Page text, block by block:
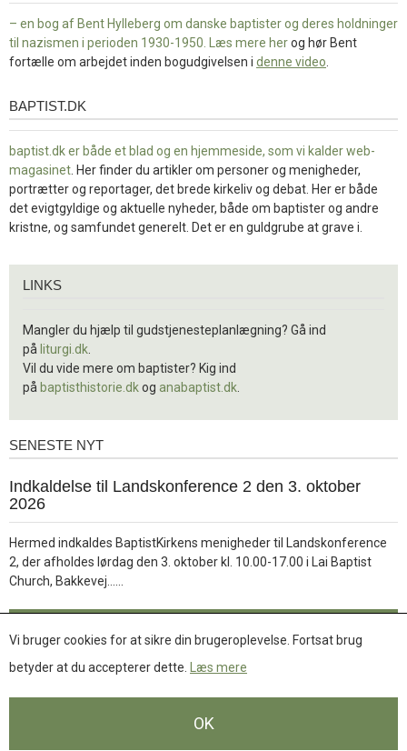
– en bog af Bent Hylleberg om danske baptister og deres holdninger
til nazismen i perioden 1930-1950. Læs mere herog hør Bent
fortælle om arbejdet inden bogudgivelsen i denne video
baptist.dk
BAPTIST.DK
baptist.dk er både et blad og en hjemmeside, som vi kalder web-
magasinet . Her finder du artikler om personer og menigheder,
portrætter og reportager, det brede kirkeliv og debat. Her er både
det evigtgyldige og aktuelle nyheder, både om baptister og andre
kristne, og samfundet generelt. Det er en guldgrube at grave i.
LINKS
Mangler du hjælp til gudstjenesteplanlægning? Gå ind
på liturgi.dk
Vil du vide mere om baptister? Kig ind
på baptisthistorie.dkog anabaptist.dk
Seneste
SENESTE NYT
1.
jul.
Indkaldelse til Landskonference 2 den 3. oktober
2026
Hermed indkaldes BaptistKirkens menigheder til Landskonference
2, der afholdes lørdag den 3. oktober kl. 10.00-17.00 i Lai Baptist
Church, Bakkevej……
Læs mere
Vi bruger cookies for at sikre din brugeroplevelse. Fortsat brug
betyder at du accepterer dette.
Læs mere
OK